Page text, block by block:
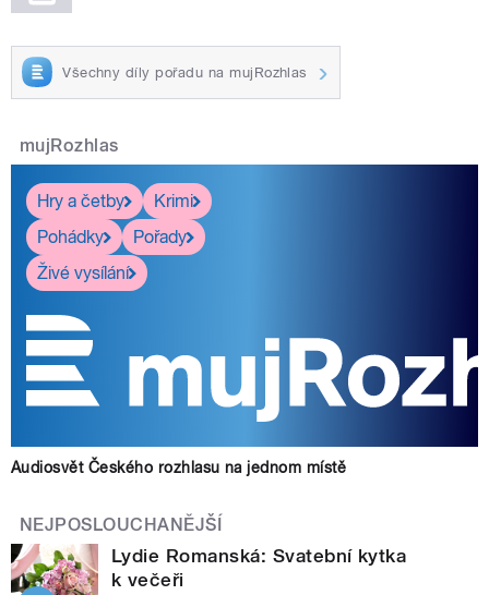
Všechny díly pořadu na mujRozhlas
mujRozhlas
Hry a četby
Krimi
Pohádky
Pořady
Živé vysílání
Audiosvět Českého rozhlasu na jednom místě
NEJPOSLOUCHANĚJŠÍ
Lydie Romanská: Svatební kytka
k večeři